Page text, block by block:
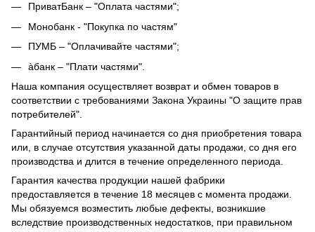
ПриватБанк – "Оплата частями";
Монобанк - "Покупка по частям"
ПУМБ – "Оплачивайте частями";
àбанк – "Плати частями".
Наша компания осуществляет возврат и обмен товаров в
соответствии с требованиями Закона Украины "О защите прав
потребителей".
Гарантийный период начинается со дня приобретения товара
или, в случае отсутствия указанной даты продажи, со дня его
производства и длится в течение определенного периода.
Гарантия качества продукции нашей фабрики
предоставляется в течение 18 месяцев с момента продажи.
Мы обязуемся возместить любые дефекты, возникшие
вследствие производственных недостатков, при правильном